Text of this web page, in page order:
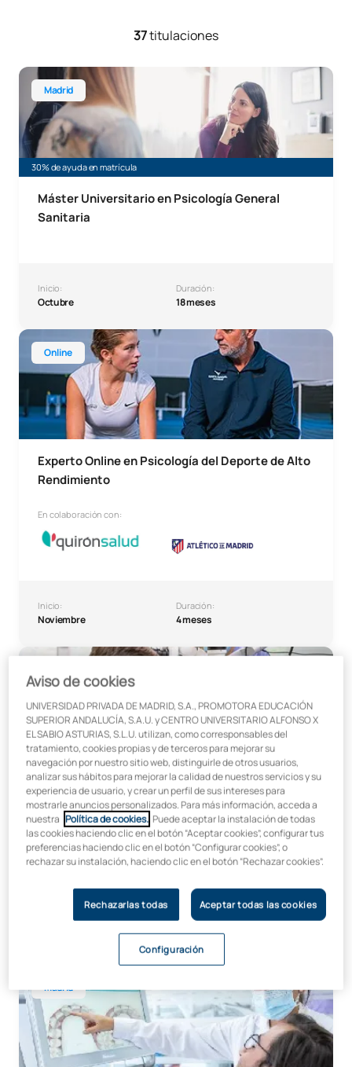
37titulaciones
Madrid
30% de ayuda en matrícula
Máster Universitario en Psicología General
Sanitaria
Inicio:
Octubre
Duración:
18 meses
Máster Universitario en Psicología General Sanitaria
Online
Experto Online en Psicología del Deporte de Alto
Rendimiento
En colaboración con:
Inicio:
Noviembre
Duración:
4 meses
Experto Online en Psicología del Deporte de Alto
Diploma de Especialización en Endodoncia y
Odontología Restauradora
En colaboración con:
Duración:
1 mes y medio
Diploma de Especialización en Endodoncia y Odontología
Madrid
Máster Universitario en Ortodoncia
Aviso de cookies
UNIVERSIDAD PRIVADA DE MADRID, S.A., PROMOTORA EDUCACIÓN
SUPERIOR ANDALUCÍA, S.A.U. y CENTRO UNIVERSITARIO ALFONSO X
EL SABIO ASTURIAS, S.L.U. utilizan, como corresponsables del
tratamiento, cookies propias y de terceros para mejorar su
navegación por nuestro sitio web, distinguirle de otros usuarios,
analizar sus hábitos para mejorar la calidad de nuestros servicios y su
experiencia de usuario, y crear un perfil de sus intereses para
mostrarle anuncios personalizados. Para más información, acceda a
nuestra Política de cookies. . Puede aceptar la instalación de todas
las cookies haciendo clic en el botón “Aceptar cookies”, configurar tus
preferencias haciendo clic en el botón “Configurar cookies”, o
rechazar su instalación, haciendo clic en el botón “Rechazar cookies”.
Rechazarlas todas Aceptar todas las cookies
Configuración